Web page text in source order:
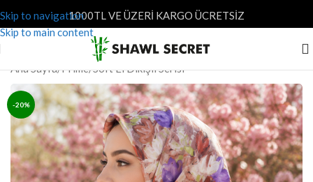
Skip to navigation
Skip to main content
1000TL VE ÜZERİ KARGO ÜCRETSİZ
Ana Sayfa/Prime/Soft El Dikişli Serisi
-20%